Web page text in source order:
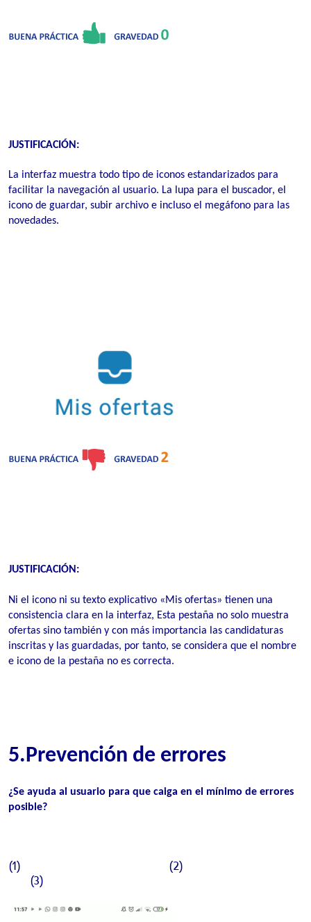
JUSTIFICACIÓN:
La interfaz muestra todo tipo de iconos estandarizados para
facilitar la navegación al usuario. La lupa para el buscador, el
icono de guardar, subir archivo e incluso el megáfono para las
novedades.
JUSTIFICACIÓN:
Ni el icono ni su texto explicativo «Mis ofertas» tienen una
consistencia clara en la interfaz, Esta pestaña no solo muestra
ofertas sino también y con más importancia las candidaturas
inscritas y las guardadas, por tanto, se considera que el nombre
e icono de la pestaña no es correcta.
5.Prevención de errores
¿Se ayuda al usuario para que caiga en el mínimo de errores
posible?
(1) (2)
(3)